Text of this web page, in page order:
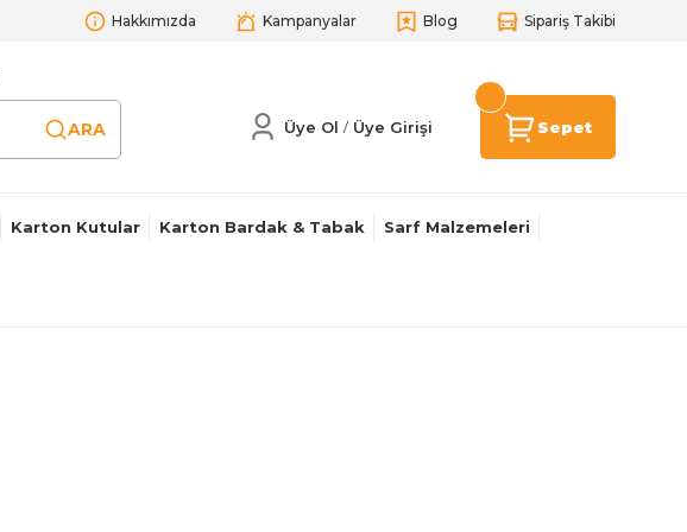
Hakkımızda Kampanyalar Blog Sipariş Takibi
ARA Üye Ol / Üye Girişi Sepet
Karton Kutular Karton Bardak & Tabak Sarf Malzemeleri